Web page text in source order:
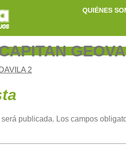
QUIÉNES
2
publicada. Los campos